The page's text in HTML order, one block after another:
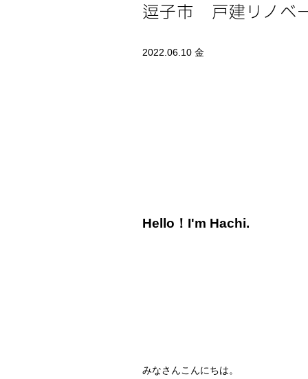
逗子市 戸建リノ
2022.06.10 金
Hello！I'm Hachi.
みなさんこんにちは。